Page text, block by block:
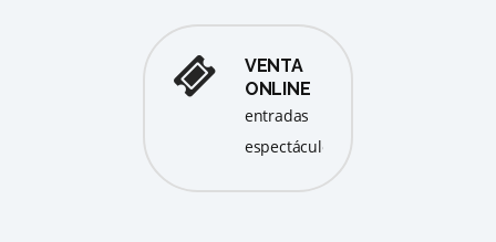
VENTA
ONLINE
entradas
espectáculos